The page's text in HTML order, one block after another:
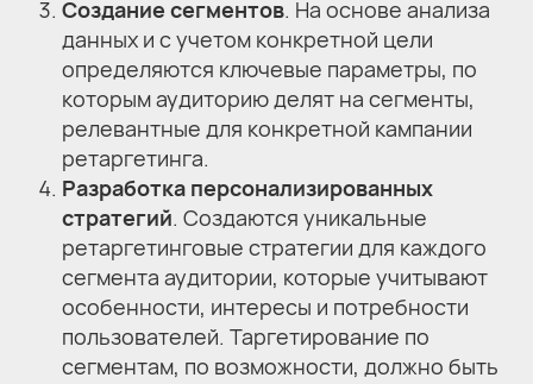
Создание сегментов. На основе анализа
данных и с учетом конкретной цели
определяются ключевые параметры, по
которым аудиторию делят на сегменты,
релевантные для конкретной кампании
ретаргетинга.
Разработка персонализированных
стратегий. Создаются уникальные
ретаргетинговые стратегии для каждого
сегмента аудитории, которые учитывают
особенности, интересы и потребности
пользователей. Таргетирование по
сегментам, по возможности, должно быть